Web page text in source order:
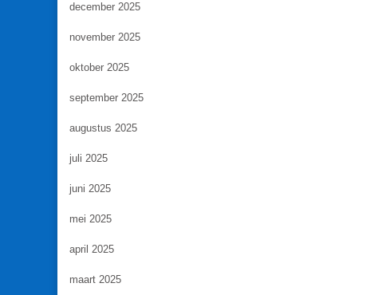
december 2025
november 2025
oktober 2025
september 2025
augustus 2025
juli 2025
juni 2025
mei 2025
april 2025
maart 2025